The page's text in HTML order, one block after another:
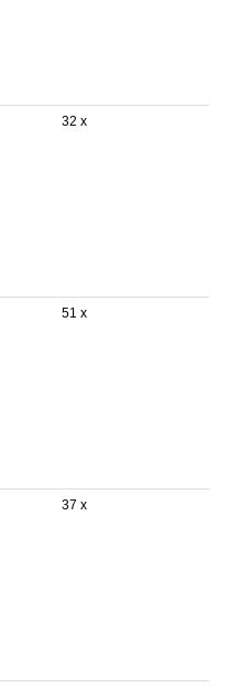
32 x
51 x
37 x